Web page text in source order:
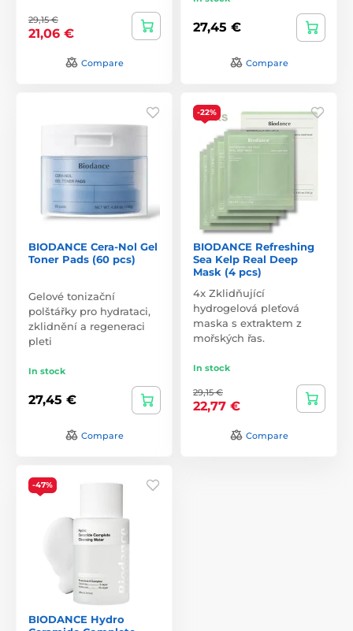
29,15 €
21,06 €
Compare
27,45 €
Compare
BIODANCE Cera-Nol Gel
Toner Pads (60 pcs)
Gelové tonizační
polštářky pro hydrataci,
zklidnění a regeneraci
pleti
In stock
27,45 €
Compare
-22%
BIODANCE Refreshing
Sea Kelp Real Deep
Mask (4 pcs)
4x Zklidňující
hydrogelová pleťová
maska s extraktem z
mořských řas.
In stock
29,15 €
22,77 €
Compare
-47%
BIODANCE Hydro